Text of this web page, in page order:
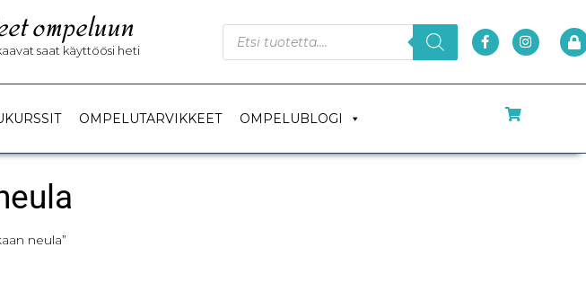
ompeluun
saat käyttöösi heti
OMPELUTARVIKKEET OMPELUBLOGI
neula”